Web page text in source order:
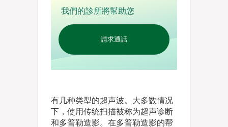
我們的診所將幫助您
請求通話
有几种类型的超声波。大多数情况
下，使用传统扫描被称为超声诊断
和多普勒造影。在多普勒造影的帮